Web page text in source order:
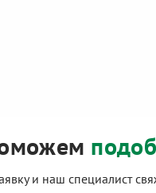
и наш специалист